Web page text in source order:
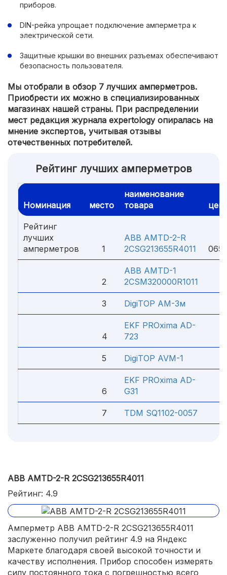
приборов.
DIN-рейка упрощает подключение амперметра к
электрической сети.
Защитные крышки во внешних разъемах обеспечивают
безопасность пользователя.
Мы отобрали в обзор 7 лучших амперметров.
Приобрести их можно в специализированных
магазинах нашей страны. При распределении
мест редакция журнала expertology опиралась на
мнение экспертов, учитывая отзывы
отечественных потребителей.
Рейтинг лучших амперметров
Номинация место
наименование
товара
Рейтинг
лучших
амперметров
1
ABB AMTD-2-R
2CSG213655R4011
065
2
ABB AMTD-1
2CSM320000R1011
3 DigiTOP АМ-3м
4
EKF PROxima AD-
723
5 DigiTOP AVM-1
6
EKF PROxima AD-
G31
7 TDM SQ1102-0057
ABB AMTD-2-R 2CSG213655R4011
Рейтинг: 4.9
Амперметр ABB AMTD-2-R 2CSG213655R4011
заслуженно получил рейтинг 4.9 на Яндекс
Маркете благодаря своей высокой точности и
качеству исполнения. Прибор способен измерять
силу постоянного тока с погрешностью всего